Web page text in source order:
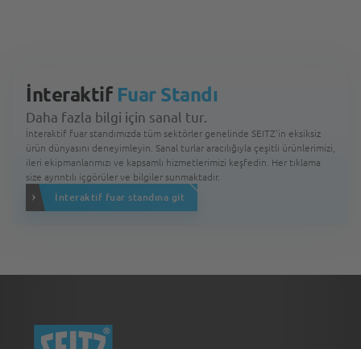
İnteraktif Fuar Standı
Daha fazla bilgi için sanal tur.
İnteraktif fuar standımızda tüm sektörler genelinde SEITZ'in eksiksiz
ürün dünyasını deneyimleyin. Sanal turlar aracılığıyla çeşitli ürünlerimizi,
ileri ekipmanlarımızı ve kapsamlı hizmetlerimizi keşfedin. Her tıklama
size ayrıntılı içgörüler ve bilgiler sunmaktadır.
İnteraktif fuar standına git